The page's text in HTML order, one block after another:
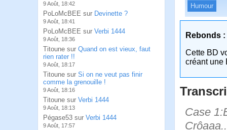
9 Août, 18:42
PoLoMcBEE sur Devinette ?
9 Août, 18:41
PoLoMcBEE sur Verbi 1444
9 Août, 18:36
Titoune sur Quand on est vieux, faut
rien rater !!
9 Août, 18:17
Titoune sur Si on ne veut pas finir
comme la grenouille !
9 Août, 18:16
Titoune sur Verbi 1444
9 Août, 18:13
Pégase53 sur Verbi 1444
9 Août, 17:57
Humour
Rebonds :
Cette BD
créant une
Case